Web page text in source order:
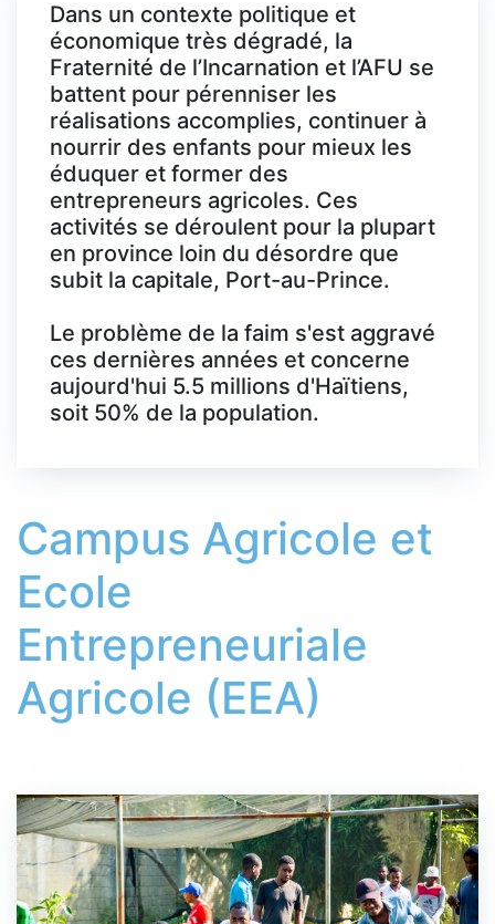
Dans un contexte politique et
économique très dégradé, la
Fraternité de l’Incarnation et l’AFU se
battent pour pérenniser les
réalisations accomplies, continuer à
nourrir des enfants pour mieux les
éduquer et former des
entrepreneurs agricoles. Ces
activités se déroulent pour la plupart
en province loin du désordre que
subit la capitale, Port-au-Prince.
Le problème de la faim s'est aggravé
ces dernières années et concerne
aujourd'hui 5.5 millions d'Haïtiens,
soit 50% de la population.
Campus Agricole et
Ecole
Entrepreneuriale
Agricole (EEA)